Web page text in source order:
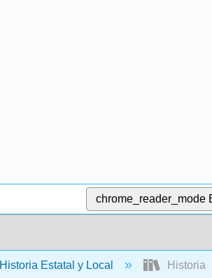
chrome_reader_mode
Historia Estatal y Local Historia